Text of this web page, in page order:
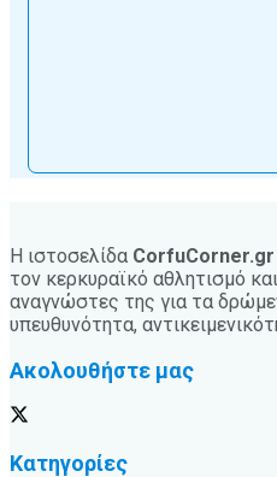
Η ιστοσελίδα CorfuCorner.gr
τον κερκυραϊκό αθλητισμό
αναγνώστες της για τα
υπευθυνότητα,
Ακολουθήστε μας
Κατηγορίες